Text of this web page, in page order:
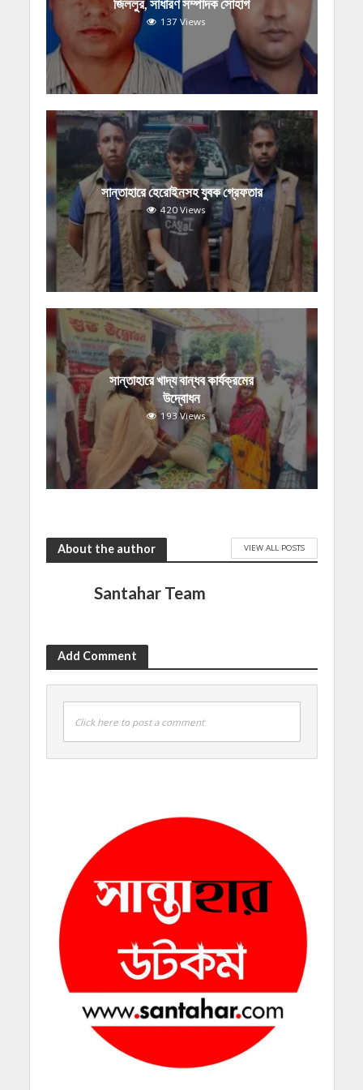
137 Views
সান্তাহারে হেরোইনসহ যুবক গ্রেফতার
420 Views
সান্তাহারে খাদ্য বান্ধব কার্যক্রমের
উদ্বোধন
193 Views
About the author VIEW ALL POSTS
Santahar Team
Add Comment
Click here to post a comment